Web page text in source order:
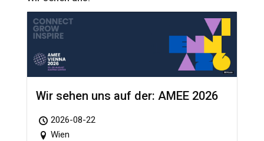
Wir sehen uns auf der: AMEE 2026
2026-08-22
Wien